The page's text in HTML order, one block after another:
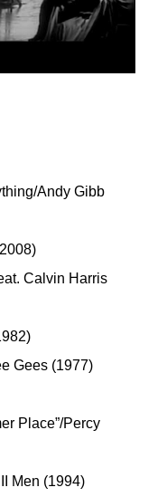
Andy Gibb
Calvin Harris
Gees (1977)
Place”/Percy
Men (1994)